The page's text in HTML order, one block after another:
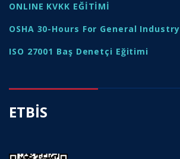
ONLINE KVKK EĞİTİMİ
OSHA 30-Hours For General Industry
ISO 27001 Baş Denetçi Eğitimi
ETBİS